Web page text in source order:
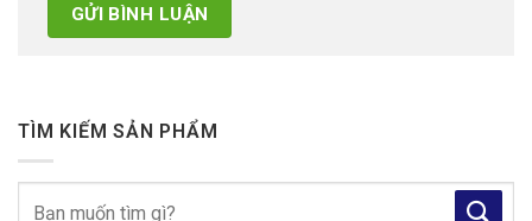
TÌM KIẾM SẢN PHẨM